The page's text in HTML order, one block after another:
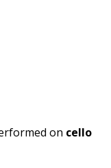
on cello